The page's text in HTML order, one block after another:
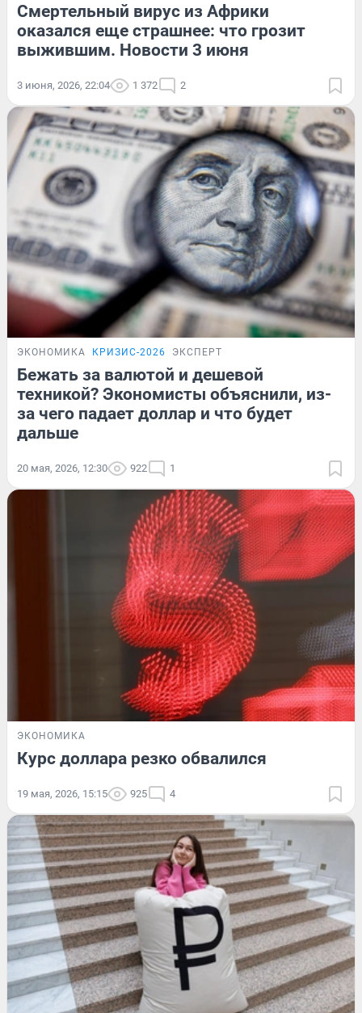
Смертельный вирус из Африки
оказался еще страшнее: что грозит
выжившим. Новости 3 июня
3 июня, 2026, 22:04 1 372 2
ЭКОНОМИКА КРИЗИС-2026 ЭКСПЕРТ
Бежать за валютой и дешевой
техникой? Экономисты объяснили, из-
за чего падает доллар и что будет
дальше
20 мая, 2026, 12:30 922 1
ЭКОНОМИКА
Курс доллара резко обвалился
19 мая, 2026, 15:15 925 4